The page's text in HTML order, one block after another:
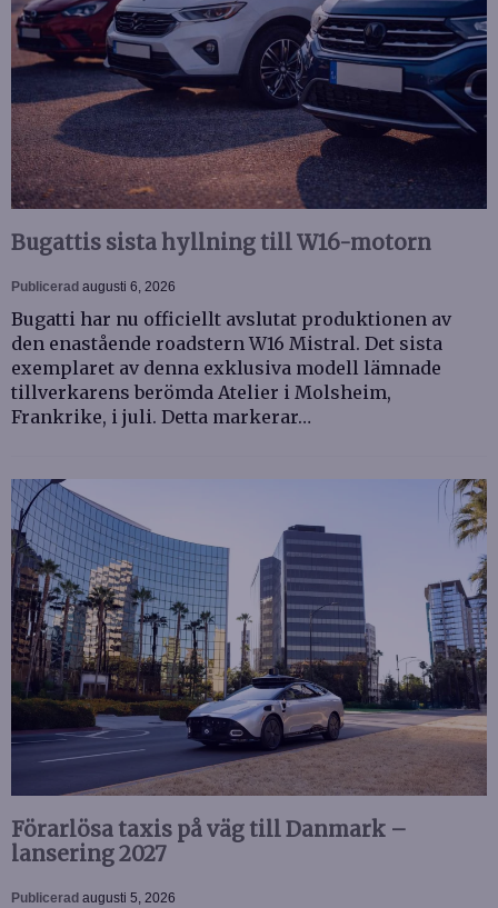
Bugattis sista hyllning till W16-motorn
Publicerad augusti 6, 2026
Bugatti har nu officiellt avslutat produktionen av
den enastående roadstern W16 Mistral. Det sista
exemplaret av denna exklusiva modell lämnade
tillverkarens berömda Atelier i Molsheim,
Frankrike, i juli. Detta markerar…
Förarlösa taxis på väg till Danmark –
lansering 2027
Publicerad augusti 5, 2026